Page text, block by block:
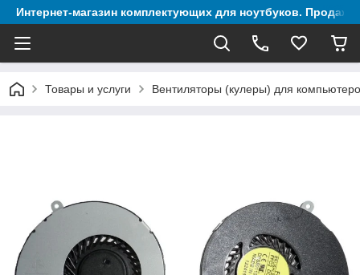
Интернет-магазин комплектующих для ноутбуков. Продажа
Товары и услуги Вентиляторы (кулеры) для